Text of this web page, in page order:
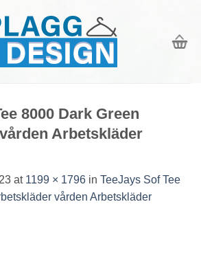
8000 Dark Green
Arbetskläder
at 1199 × 1796 in TeeJays Sof Tee
vården Arbetskläder